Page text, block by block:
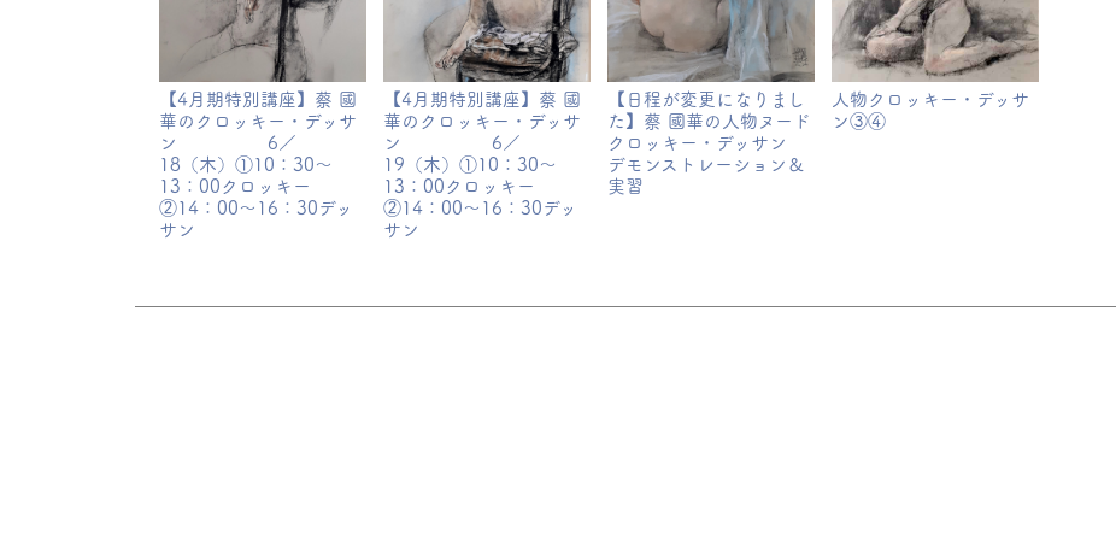
【4月期特別講座】蔡 國
華のクロッキー・デッサ
ン 6／
18（木）①10：30～
13：00クロッキー
②14：00～16：30デッ
サン
【4月期特別講座】蔡 國
華のクロッキー・デッサ
ン 6／
19（木）①10：30～
13：00クロッキー
②14：00～16：30デッ
サン
【日程が変更になりまし
た】蔡 國華の人物ヌード
クロッキー・デッサン
デモンストレーション＆
実習
人物クロッキー・デッサ
ン③④